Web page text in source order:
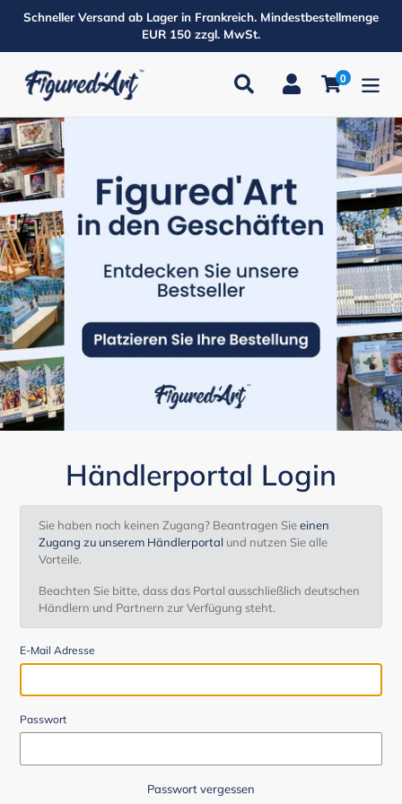
Schneller Versand ab Lager in Frankreich. Mindestbestellmenge
EUR 150 zzgl. MwSt.
Suchen Einloggen
0Produkte
Händlerportal Login
Sie haben noch keinen Zugang? Beantragen Sieeinen
Zugang zu unserem Händlerportal und nutzen Sie alle
Vorteile.
Beachten Sie bitte, dass das Portal ausschließlich deutschen
Händlern und Partnern zur Verfügung steht.
E-Mail Adresse
Passwort
Passwort vergessen